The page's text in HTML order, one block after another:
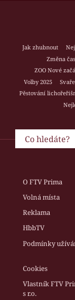
Jak zhubnout
Změna
ZOO Nové
Volby 2025
Pěstování
O FTV Prima
Volná místa
Reklama
HbbTV
Podmínky
Cookies
Vlastník FTV
s r.o.